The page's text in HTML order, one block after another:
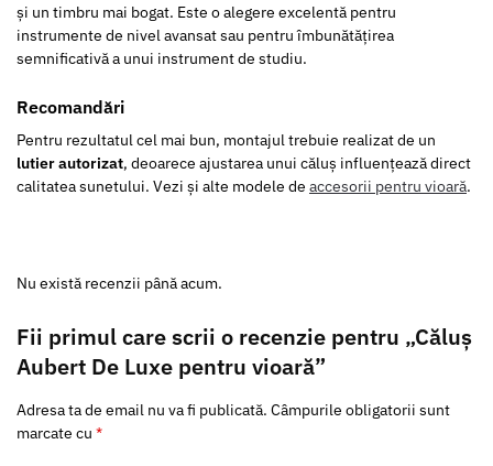
și un timbru mai bogat. Este o alegere excelentă pentru
instrumente de nivel avansat sau pentru îmbunătățirea
semnificativă a unui instrument de studiu.
Recomandări
Pentru rezultatul cel mai bun, montajul trebuie realizat de un
lutier autorizat, deoarece ajustarea unui căluș influențează direct
calitatea sunetului. Vezi și alte modele de accesorii pentru vioară.
Nu există recenzii până acum.
Fii primul care scrii o recenzie pentru „Căluș
Aubert De Luxe pentru vioară”
Adresa ta de email nu va fi publicată. Câmpurile obligatorii sunt
marcate cu *